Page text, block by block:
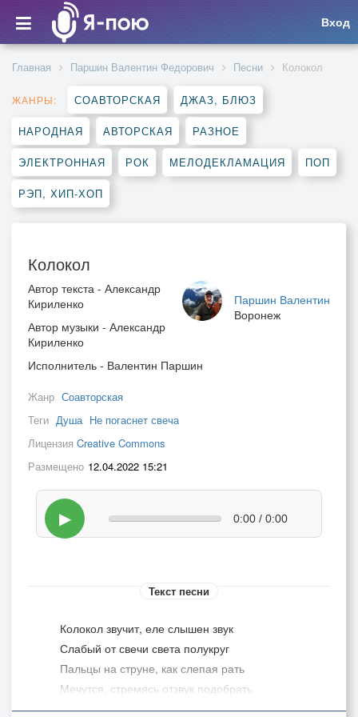
Вход
Главная Паршин Валентин Федорович Песни Колокол
ЖАНРЫ: СОАВТОРСКАЯ ДЖАЗ, БЛЮЗ
НАРОДНАЯ АВТОРСКАЯ РАЗНОЕ
ЭЛЕКТРОННАЯ РОК МЕЛОДЕКЛАМАЦИЯ ПОП
РЭП, ХИП-ХОП
Колокол
Паршин Валентин
Воронеж
Автор текста - Александр
Кириленко
Автор музыки - Александр
Кириленко
Исполнитель - Валентин Паршин
Жанр Соавторская
Теги Душа Не погаснет свеча
Лицензия Creative Commons
Размещено 12.04.2022 15:21
▶ 0:00 / 0:00
Текст песни
Колокол звучит, еле слышен звук
Слабый от свечи света полукруг
Пальцы на струне, как слепая рать
Мечутся, стремясь отзвук подобрать
Колокол звучит, еле слышен звук